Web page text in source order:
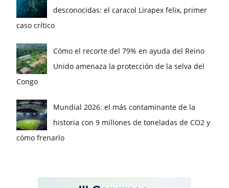
desconocidas: el caracol Lirapex felix, primer
caso crítico
Cómo el recorte del 79% en ayuda del Reino
Unido amenaza la protección de la selva del
Congo
Mundial 2026: el más contaminante de la
historia con 9 millones de toneladas de CO2 y
cómo frenarlo